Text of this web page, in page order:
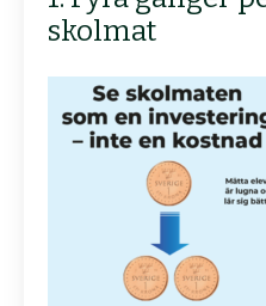
skolmat